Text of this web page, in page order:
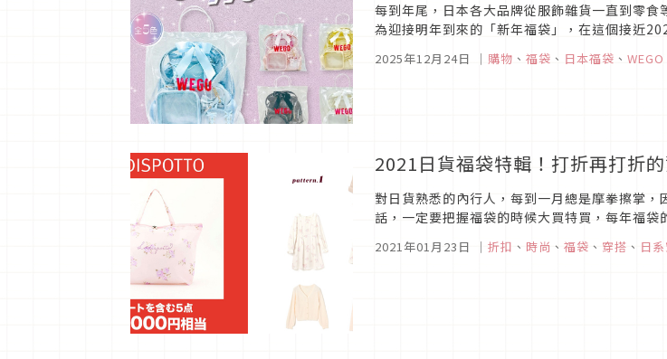
每到年尾，日本各大品牌從服飾雜貨一直到零
為迎接明年到來的「新年福袋」，在這個接近
2025年12月24日 ｜ 購物 、 福袋 、 日本福袋 、 WEGO
2021日貨福袋特輯！打折再打折
對日貨熟悉的內行人，每到一月總是摩拳擦掌
話，一定要把握福袋的時候大買特買，每年福
網路上一樣可以打包日本福袋回家！1.
2021年01月23日 ｜ 折扣 、 時尚 、 福袋 、 穿搭 、 日